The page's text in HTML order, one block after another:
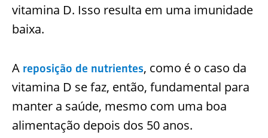
vitamina D. Isso resulta em uma imunidade
baixa.
A reposição de nutrientes, como é o caso da
vitamina D se faz, então, fundamental para
manter a saúde, mesmo com uma boa
alimentação depois dos 50 anos.